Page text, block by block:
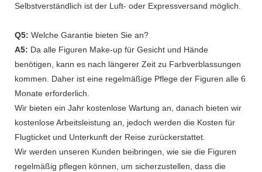
Selbstverständlich ist der Luft- oder Expressversand möglich.
Q5: Welche Garantie bieten Sie an?
A5: Da alle Figuren Make-up für Gesicht und Hände
benötigen, kann es nach längerer Zeit zu Farbverblassungen
kommen. Daher ist eine regelmäßige Pflege der Figuren alle 6
Monate erforderlich.
Wir bieten ein Jahr kostenlose Wartung an, danach bieten wir
kostenlose Arbeitsleistung an, jedoch werden die Kosten für
Flugticket und Unterkunft der Reise zurückerstattet.
Wir werden unseren Kunden beibringen, wie sie die Figuren
regelmäßig pflegen können, um sicherzustellen, dass die